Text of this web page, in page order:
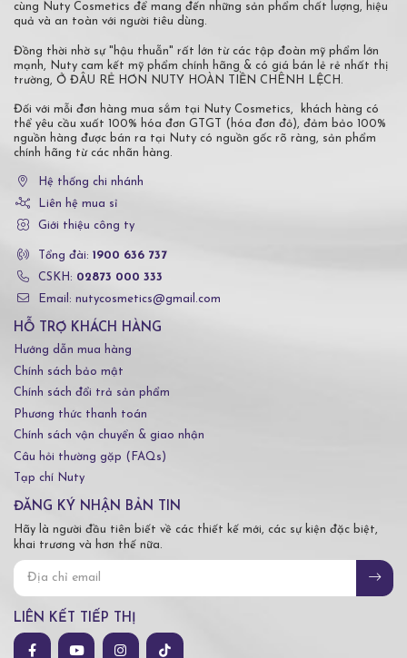
cùng Nuty Cosmetics để mang đến những sản phẩm chất lượng, hiệu
quả và an toàn với người tiêu dùng.
Đồng thời nhờ sự "hậu thuẫn" rất lớn từ các tập đoàn mỹ phẩm lớn
mạnh, Nuty cam kết mỹ phẩm chính hãng & có giá bán lẻ rẻ nhất thị
trường, Ở ĐÂU RẺ HƠN NUTY HOÀN TIỀN CHÊNH LỆCH.
Đối với mỗi đơn hàng mua sắm tại Nuty Cosmetics, khách hàng có
thể yêu cầu xuất 100% hóa đơn GTGT (hóa đơn đỏ), đảm bảo 100%
nguồn hàng được bán ra tại Nuty có nguồn gốc rõ ràng, sản phẩm
chính hãng từ các nhãn hàng.
Hệ thống chi nhánh
Liên hệ mua sỉ
Giới thiệu công ty
Tổng đài: 1900 636 737
CSKH: 02873 000 333
Email: nutycosmetics@gmail.com
HỖ TRỢ KHÁCH HÀNG
Hướng dẫn mua hàng
Chính sách bảo mật
Chính sách đổi trả sản phẩm
Phương thức thanh toán
Chính sách vận chuyển & giao nhận
Câu hỏi thường gặp (FAQs)
Tạp chí Nuty
ĐĂNG KÝ NHẬN BẢN TIN
Hãy là người đầu tiên biết về các thiết kế mới, các sự kiện đặc biệt,
khai trương và hơn thế nữa.
LIÊN KẾT TIẾP THỊ